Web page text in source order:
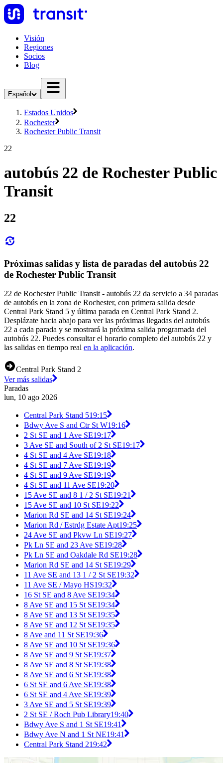
Visión
Regiones
Socios
Blog
Español
Estados Unidos
Rochester
Rochester Public Transit
22
autobús 22 de Rochester Public
Transit
22
Próximas salidas y lista de paradas del autobús 22
de Rochester Public Transit
22 de Rochester Public Transit - autobús 22 da servicio a 34 paradas
de autobús en la zona de Rochester, con primera salida desde
Central Park Stand 5 y última parada en Central Park Stand 2.
Desplázate hacia abajo para ver las próximas llegadas del autobús
22 a cada parada y se mostrará la próxima salida programada del
autobús 22. Puedes consultar el horario completo del autobús 22 y
las salidas en tiempo real en la aplicación.
Central Park Stand 2
Ver más salidas
Paradas
lun, 10 ago 2026
Central Park Stand 519:15
Bdwy Ave S and Ctr St W19:16
2 St SE and 1 Ave SE19:17
3 Ave SE and South of 2 St SE19:17
4 St SE and 4 Ave SE19:18
4 St SE and 7 Ave SE19:19
4 St SE and 9 Ave SE19:19
4 St SE and 11 Ave SE19:20
15 Ave SE and 8 1 / 2 St SE19:21
15 Ave SE and 10 St SE19:22
Marion Rd SE and 14 St SE19:24
Marion Rd / Estrdg Estate Apt19:25
24 Ave SE and Pkvw Ln SE19:27
Pk Ln SE and 23 Ave SE19:28
Pk Ln SE and Oakdale Rd SE19:28
Marion Rd SE and 14 St SE19:29
11 Ave SE and 13 1 / 2 St SE19:32
11 Ave SE / Mayo HS19:32
16 St SE and 8 Ave SE19:34
8 Ave SE and 15 St SE19:34
8 Ave SE and 13 St SE19:35
8 Ave SE and 12 St SE19:35
8 Ave and 11 St SE19:36
8 Ave SE and 10 St SE19:36
8 Ave SE and 9 St SE19:37
8 Ave SE and 8 St SE19:38
8 Ave SE and 6 St SE19:38
6 St SE and 6 Ave SE19:38
6 St SE and 4 Ave SE19:39
3 Ave SE and 5 St SE19:39
2 St SE / Roch Pub Library19:40
Bdwy Ave S and 1 St SE19:41
Bdwy Ave N and 1 St NE19:41
Central Park Stand 219:42